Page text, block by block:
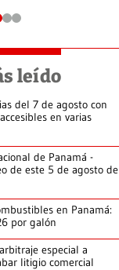
leído
del 7 de agosto con
en varias
de Panamá -
de este 5 de agosto de
en Panamá:
por galón
especial a
litigio comercial